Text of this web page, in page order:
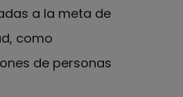
a la meta de
como
de personas